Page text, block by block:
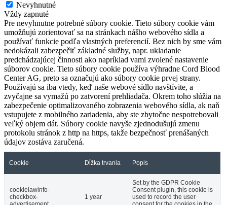
Nevyhnutné
Vždy zapnuté
Pre nevyhnutne potrebné súbory cookie. Tieto súbory cookie vám
umožňujú zorientovať sa na stránkach nášho webového sídla a
používať funkcie podľa vlastných preferencií. Bez nich by sme vám
nedokázali zabezpečiť základné služby, napr. ukladanie
predchádzajúcej činnosti ako napríklad vami zvolené nastavenie
súborov cookie. Tieto súbory cookie používa výhradne Cord Blood
Center AG, preto sa označujú ako súbory cookie prvej strany.
Používajú sa iba vtedy, keď naše webové sídlo navštívite, a
zvyčajne sa vymažú po zatvorení prehliadača. Okrem toho slúžia na
zabezpečenie optimalizovaného zobrazenia webového sídla, ak naň
vstupujete z mobilného zariadenia, aby ste zbytočne nespotrebovali
veľký objem dát. Súbory cookie navyše zjednodušujú zmenu
protokolu stránok z http na https, takže bezpečnosť prenášaných
údajov zostáva zaručená.
Cookie Dĺžka trvania Popis
cookielawinfo-
checkbox-
1 year
Set by the GDPR Cookie
Consent plugin, this cookie is
used to record the user